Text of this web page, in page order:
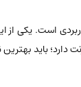
است. یکی
باید